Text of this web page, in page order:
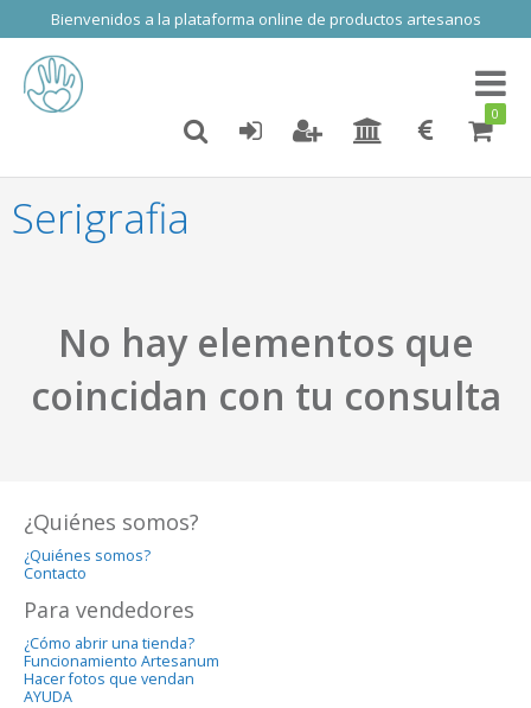
Bienvenidos a la plataforma online de productos artesanos
Toggle
0
Serigrafia
No hay elementos que
coincidan con tu consulta
¿Quiénes somos?
¿Quiénes somos?
Contacto
Para vendedores
¿Cómo abrir una tienda?
Funcionamiento Artesanum
Hacer fotos que vendan
AYUDA